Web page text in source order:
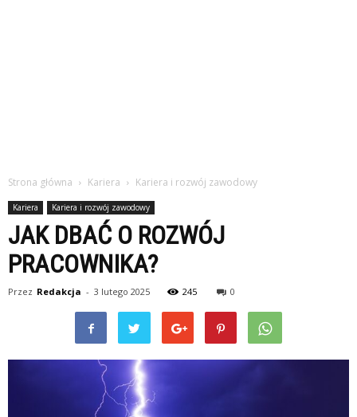
Strona główna Kariera Kariera i rozwój zawodowy
Kariera Kariera i rozwój zawodowy
JAK DBAĆ O ROZWÓJ
PRACOWNIKA?
Przez Redakcja - 3 lutego 2025 245 0